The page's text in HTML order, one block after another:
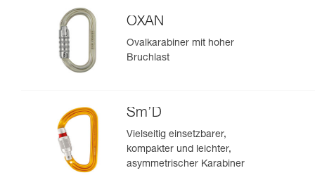
OXAN
Ovalkarabiner mit hoher
Bruchlast
Sm’D
Vielseitig einsetzbarer,
kompakter und leichter,
asymmetrischer Karabiner